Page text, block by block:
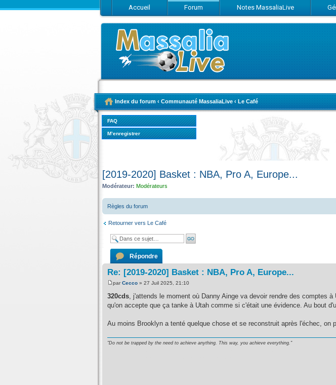
Accueil Forum Notes MassaliaLive
Index du forum ‹ Communauté MassaliaLive ‹ Le Café
FAQ
M’enregistrer
[2019-2020] Basket : NBA, Pro A, Europe...
Modérateur: Modérateurs
Règles du forum
Retourner vers Le Café
Répondre
Re: [2019-2020] Basket : NBA, Pro A, Europe...
parCecco » 27 Juil 2025, 21:10
320cds, j'attends le moment où Danny Ainge va devoir rendre des comptes
qu'on accepte que ça tanke à Utah comme si c'était une évidence. Au bout
Au moins Brooklyn a tenté quelque chose et se reconstruit après l'échec, on
"Do not be trapped by the need to achieve anything. This way, you achieve everything."